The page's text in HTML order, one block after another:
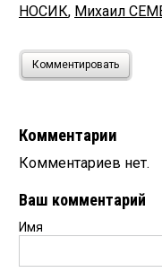
НОСИК, Михаил
Комментировать
Комментарии
Комментариев нет.
Ваш комментарий
Имя